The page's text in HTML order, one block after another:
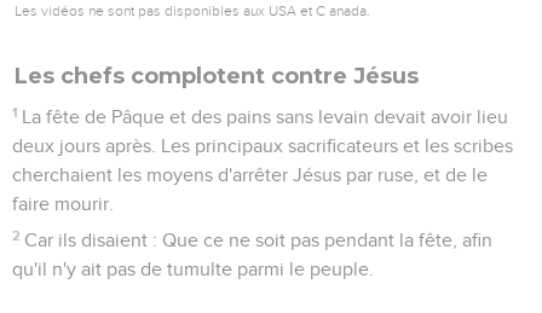
Les vidéos ne sont pas disponibles aux USA et C anada.
Les chefs complotent contre Jésus
1 La fête de Pâque et des pains sans levain devait avoir lieu
deux jours après. Les principaux sacrificateurs et les scribes
cherchaient les moyens d'arrêter Jésus par ruse, et de le
faire mourir.
2 Car ils disaient : Que ce ne soit pas pendant la fête, afin
qu'il n'y ait pas de tumulte parmi le peuple.